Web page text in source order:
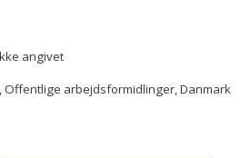
angivet
Offentlige arbejdsformidlinger, Danmark